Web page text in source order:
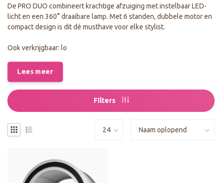
De PRO DUO combineert krachtige afzuiging met instelbaar LED-
licht en een 360° draaibare lamp. Met 6 standen, dubbele motor en
compact design is dit dé musthave voor elke stylist.
Ook verkrijgbaar: lo
Lees meer
Filters